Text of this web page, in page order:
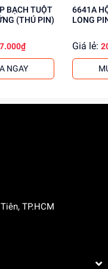
để biết thêm
(THÚ PIN)
NGAY
6641A HỘP KHỦNG
LONG
Giá lẻ:
TP.HCM